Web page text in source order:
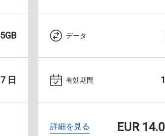
5GB
7 日
データ
有効期間
詳細を見る EUR